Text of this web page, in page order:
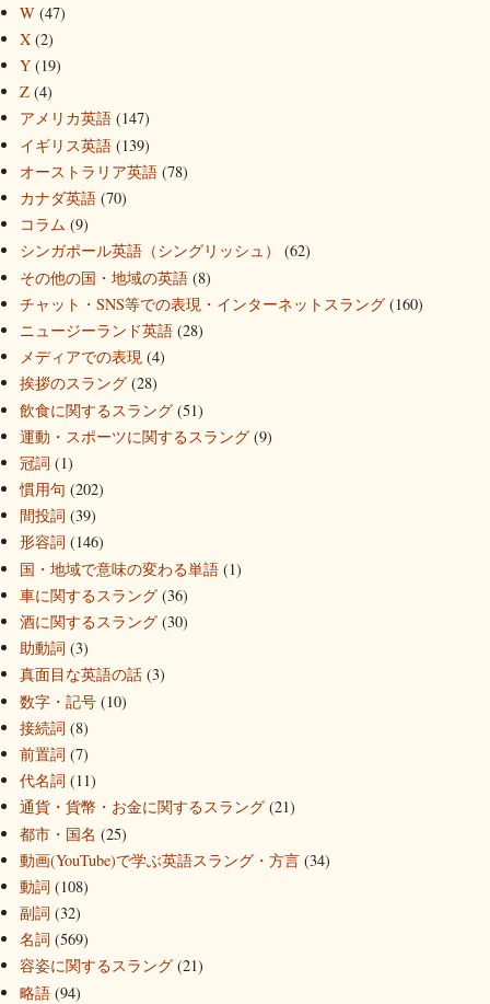
W (47)
X (2)
Y (19)
Z (4)
アメリカ英語 (147)
イギリス英語 (139)
オーストラリア英語 (78)
カナダ英語 (70)
コラム (9)
シンガポール英語（シングリッシュ）
(62)
その他の国・地域の英語 (8)
チャット・SNS等での表現・インターネットスラング (160)
ニュージーランド英語 (28)
メディアでの表現 (4)
挨拶のスラング (28)
飲食に関するスラング (51)
運動・スポーツに関するスラング (9)
冠詞 (1)
慣用句 (202)
間投詞 (39)
形容詞 (146)
国・地域で意味の変わる単語 (1)
車に関するスラング (36)
酒に関するスラング (30)
助動詞 (3)
真面目な英語の話 (3)
数字・記号 (10)
接続詞 (8)
前置詞 (7)
代名詞 (11)
通貨・貨幣・お金に関するスラング (21)
都市・国名 (25)
動画(YouTube)で学ぶ英語スラング・方言 (34)
動詞 (108)
副詞 (32)
名詞 (569)
容姿に関するスラング (21)
略語 (94)